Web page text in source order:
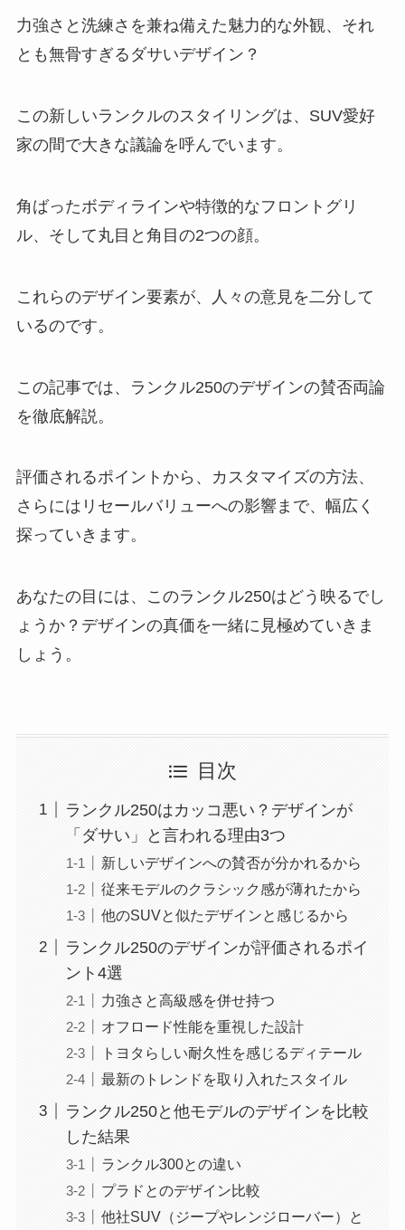
力強さと洗練さを兼ね備えた魅力的な外観、それ
とも無骨すぎるダサいデザイン？
この新しいランクルのスタイリングは、SUV愛好
家の間で大きな議論を呼んでいます。
角ばったボディラインや特徴的なフロントグリ
ル、そして丸目と角目の2つの顔。
これらのデザイン要素が、人々の意見を二分して
いるのです。
この記事では、ランクル250のデザインの賛否両論
を徹底解説。
評価されるポイントから、カスタマイズの方法、
さらにはリセールバリューへの影響まで、幅広く
探っていきます。
あなたの目には、このランクル250はどう映るでし
ょうか？デザインの真価を一緒に見極めていきま
しょう。
目次
ランクル250はカッコ悪い？デザインが
「ダサい」と言われる理由3つ
新しいデザインへの賛否が分かれるから
従来モデルのクラシック感が薄れたから
他のSUVと似たデザインと感じるから
ランクル250のデザインが評価されるポイ
ント4選
力強さと高級感を併せ持つ
オフロード性能を重視した設計
トヨタらしい耐久性を感じるディテール
最新のトレンドを取り入れたスタイル
ランクル250と他モデルのデザインを比較
した結果
ランクル300との違い
プラドとのデザイン比較
他社SUV（ジープやレンジローバー）と